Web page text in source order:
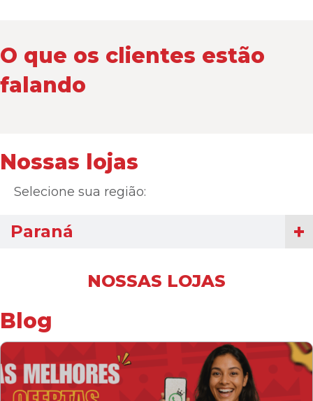
O que os clientes estão
falando
Nossas lojas
Selecione sua região:
Paraná
NOSSAS LOJAS
Blog